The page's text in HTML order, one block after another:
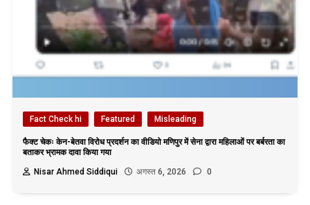
Fact Check hi Featured Misleading
फैक्ट चेकः केन-बेतवा विरोध प्रदर्शन का वीडियो मणिपुर में सेना द्वारा महिलाओं पर बर्बरता का
बताकर भ्रामक दावा किया गया
Nisar Ahmed Siddiqui
अगस्त 6, 2026 0